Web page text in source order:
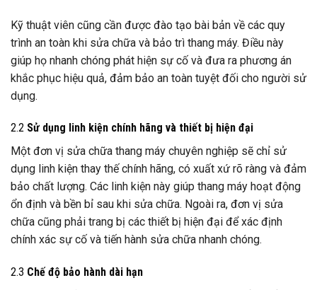
Kỹ thuật viên cũng cần được đào tạo bài bản về các quy
trình an toàn khi sửa chữa và bảo trì thang máy. Điều này
giúp họ nhanh chóng phát hiện sự cố và đưa ra phương án
khắc phục hiệu quả, đảm bảo an toàn tuyệt đối cho người sử
dụng.
2.2 Sử dụng linh kiện chính hãng và thiết bị hiện đại
Một đơn vị sửa chữa thang máy chuyên nghiệp sẽ chỉ sử
dụng linh kiện thay thế chính hãng, có xuất xứ rõ ràng và đảm
bảo chất lượng. Các linh kiện này giúp thang máy hoạt động
ổn định và bền bỉ sau khi sửa chữa. Ngoài ra, đơn vị sửa
chữa cũng phải trang bị các thiết bị hiện đại để xác định
chính xác sự cố và tiến hành sửa chữa nhanh chóng.
2.3 Chế độ bảo hành dài hạn